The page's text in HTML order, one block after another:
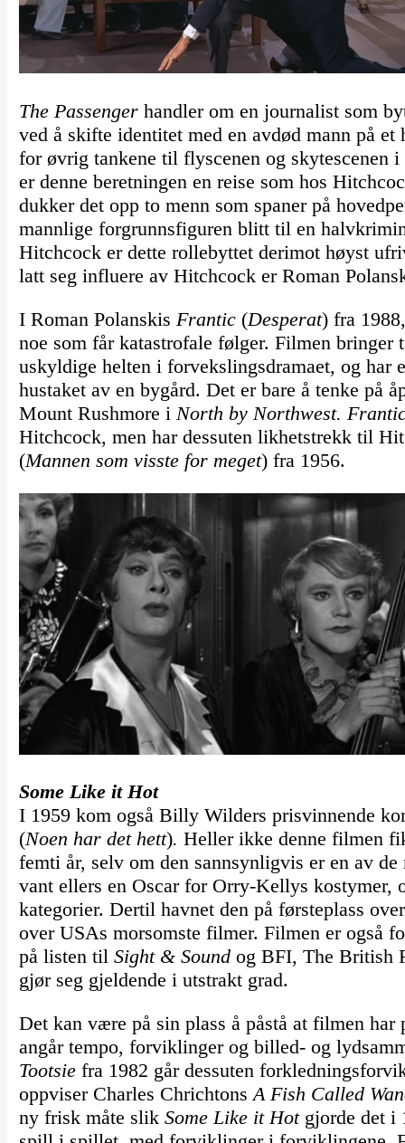
The Passenger handler om en journalist som
ved å skifte identitet med en avdød mann på
for øvrig tankene til flyscenen og skytescenen
er denne beretningen en reise som hos
dukker det opp to menn som spaner på
mannlige forgrunnsfiguren blitt til en
Hitchcock er dette rollebyttet derimot høyst
latt seg influere av Hitchcock er Roman
I Roman Polanskis Frantic(Desperat) fra
noe som får katastrofale følger. Filmen bringer
uskyldige helten i forvekslingsdramaet, og har
hustaket av en bygård. Det er bare å tenke på
Mount Rushmore i North by Northwest.
Hitchcock, men har dessuten likhetstrekk til
(Mannen som visste for meget) fra 1956.
Some Like it Hot
I 1959 kom også Billy Wilders prisvinnende
(Noen har det hett). Heller ikke denne filmen
femti år, selv om den sannsynligvis er en av
vant ellers en Oscar for Orry-Kellys kostymer,
kategorier. Dertil havnet den på førsteplass
over USAs morsomste filmer. Filmen er også
på listen til Sight & Soundog BFI, The British
gjør seg gjeldende i utstrakt grad.
Det kan være på sin plass å påstå at filmen
angår tempo, forviklinger og billed- og
Tootsie fra 1982 går dessuten
oppviser Charles ChrichtonsA Fish Called
ny frisk måte slik Some Like it Hotgjorde det i